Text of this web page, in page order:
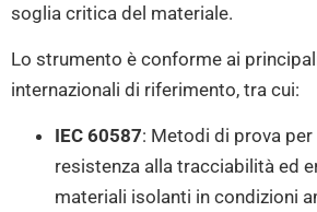
soglia critica del materiale.
Lo strumento è conforme ai
internazionali di riferimento, tra cui:
IEC 60587: Metodi di prova
resistenza alla tracciabilità ed
materiali isolanti in condizioni